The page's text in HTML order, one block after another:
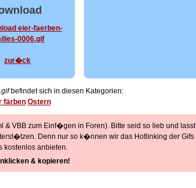
zur�ck
befindet sich in diesen Kategorien:
färben Ostern
& VBB zum Einf�gen in Foren). Bitte seid so lieb und lasst
Denn nur so k�nnen wir das Hotlinking der Gifs
kostenlos anbieten.
& kopieren!